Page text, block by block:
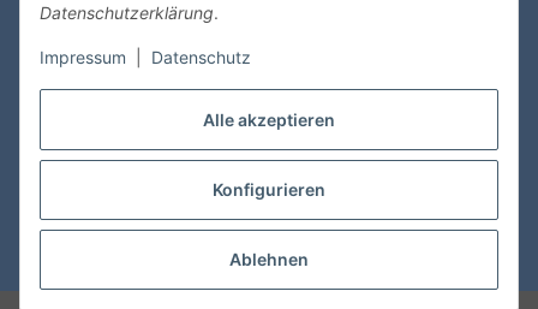
Alle akzeptieren
Konfigurieren
Ablehnen
Datenschutzerklärung.
Impressum Datenschutz
Versandinformationen
Vertrag widerrufen
* Alle Preise inkl. gesetzlicher USt., zzgl.Versand